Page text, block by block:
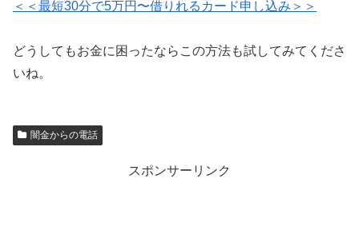
＜＜最短30分で5万円〜借りれるカード申し込み＞＞
どうしてもお金に困ったならこの方法も試してみてくださ
いね。
闇金からの電話
スポンサーリンク